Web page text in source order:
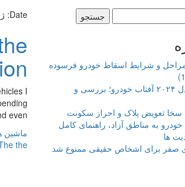
Date:
I
[…]
ماشین
the
و شرایط اسقاط خودرو فرسوده
مزدا CX-30 مدل ۲۰۲۴ آفتاب خودرو؛ بررسی و
سخا تعویض پلاک و احراز سکونت
به مناطق آزاد، راهنمای کامل
ها
صفر برای اشخاص حقیقی ممنوع شد